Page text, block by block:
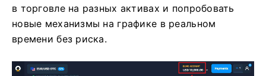
в торговле на разных активах и попробовать
новые механизмы на графике в реальном
времени без риска.